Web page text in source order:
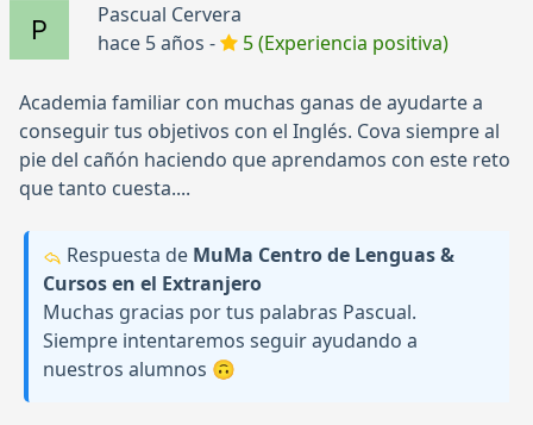
Pascual Cervera
hace 5 años -
5 (Experiencia positiva)
Academia familiar con muchas ganas de ayudarte a
conseguir tus objetivos con el Inglés. Cova siempre al
pie del cañón haciendo que aprendamos con este reto
que tanto cuesta....
Respuesta de MuMa Centro de Lenguas &
Cursos en el Extranjero
Muchas gracias por tus palabras Pascual.
Siempre intentaremos seguir ayudando a
nuestros alumnos 🙃